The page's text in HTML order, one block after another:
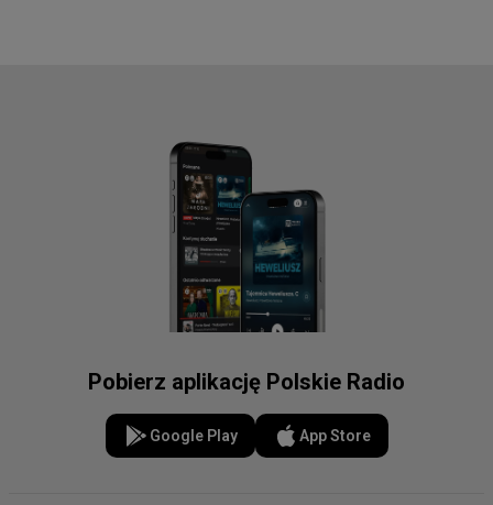
Pobierz aplikację Polskie Radio
Google Play App Store